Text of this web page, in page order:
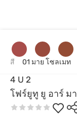
4 U 2
โฟร์ยูทู ยู อาร์ ม
สี 01 มาย โซลเมท